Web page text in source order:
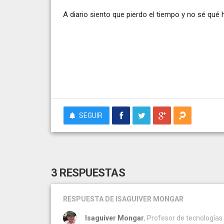
A diario siento que pierdo el tiempo y no sé qué
SEGUIR
3 RESPUESTAS
RESPUESTA DE ISAGUIVER MONGAR
Isaguiver Mongar, Profesor de tecnologías